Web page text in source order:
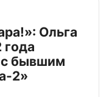
Ольга
года
с бывшим
2»